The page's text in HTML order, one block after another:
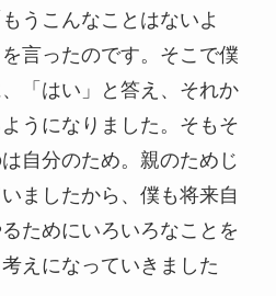
うこんなことはないよ
言ったのです。そこで僕
「はい」と答え、それか
うになりました。そもそ
自分のため。親のためじ
ましたから、僕も将来自
ためにいろいろなことを
えになっていきました